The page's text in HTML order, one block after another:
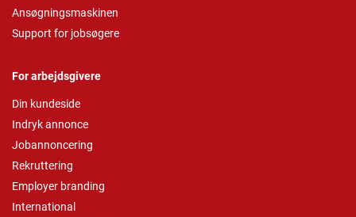
Ansøgningsmaskinen
Support for jobsøgere
For arbejdsgivere
Din kundeside
Indryk annonce
Jobannoncering
Rekruttering
Employer branding
International